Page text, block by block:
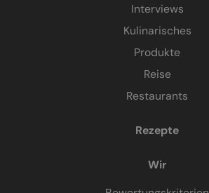
Interviews
Kulinarisches
Produkte
Reise
Restaurants
Rezepte
Wir